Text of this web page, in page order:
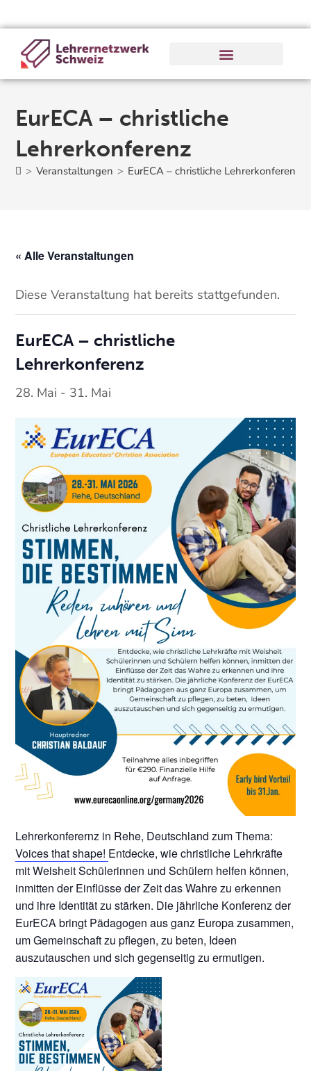
EurECA – christliche
Lehrerkonferenz
> Veranstaltungen > EurECA – christliche Lehrerkonferenz
« Alle Veranstaltungen
Diese Veranstaltung hat bereits stattgefunden.
EurECA – christliche
Lehrerkonferenz
28. Mai - 31. Mai
Lehrerkonferernz in Rehe, Deutschland zum Thema:
Voices that shape! Entdecke, wie christliche Lehrkräfte
mit Weisheit Schülerinnen und Schülern helfen können,
inmitten der Einflüsse der Zeit das Wahre zu erkennen
und ihre Identität zu stärken. Die jährliche Konferenz der
EurECA bringt Pädagogen aus ganz Europa zusammen,
um Gemeinschaft zu pflegen, zu beten, Ideen
auszutauschen und sich gegenseitig zu ermutigen.